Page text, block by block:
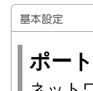
ポー